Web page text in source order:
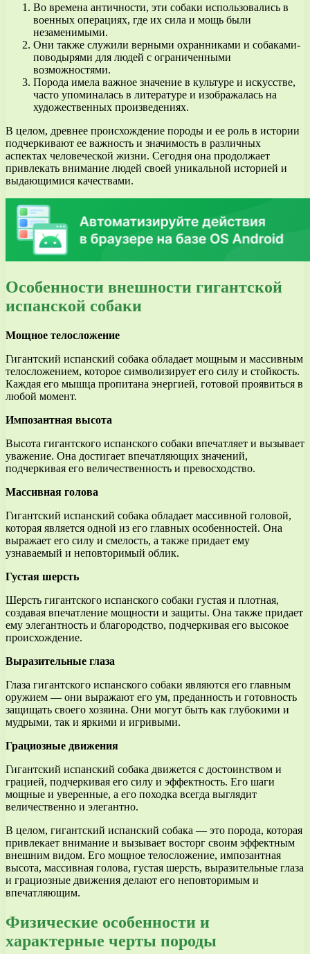
Во времена античности, эти собаки использовались в
военных операциях, где их сила и мощь были
незаменимыми.
Они также служили верными охранниками и собаками-
поводырями для людей с ограниченными
возможностями.
Порода имела важное значение в культуре и искусстве,
часто упоминалась в литературе и изображалась на
художественных произведениях.
В целом, древнее происхождение породы и ее роль в истории
подчеркивают ее важность и значимость в различных
аспектах человеческой жизни. Сегодня она продолжает
привлекать внимание людей своей уникальной историей и
выдающимися качествами.
Особенности внешности гигантской
испанской собаки
Мощное телосложение
Гигантский испанский собака обладает мощным и массивным
телосложением, которое символизирует его силу и стойкость.
Каждая его мышца пропитана энергией, готовой проявиться в
любой момент.
Импозантная высота
Высота гигантского испанского собаки впечатляет и вызывает
уважение. Она достигает впечатляющих значений,
подчеркивая его величественность и превосходство.
Массивная голова
Гигантский испанский собака обладает массивной головой,
которая является одной из его главных особенностей. Она
выражает его силу и смелость, а также придает ему
узнаваемый и неповторимый облик.
Густая шерсть
Шерсть гигантского испанского собаки густая и плотная,
создавая впечатление мощности и защиты. Она также придает
ему элегантность и благородство, подчеркивая его высокое
происхождение.
Выразительные глаза
Глаза гигантского испанского собаки являются его главным
оружием — они выражают его ум, преданность и готовность
защищать своего хозяина. Они могут быть как глубокими и
мудрыми, так и яркими и игривыми.
Грациозные движения
Гигантский испанский собака движется с достоинством и
грацией, подчеркивая его силу и эффектность. Его шаги
мощные и уверенные, а его походка всегда выглядит
величественно и элегантно.
В целом, гигантский испанский собака — это порода, которая
привлекает внимание и вызывает восторг своим эффектным
внешним видом. Его мощное телосложение, импозантная
высота, массивная голова, густая шерсть, выразительные глаза
и грациозные движения делают его неповторимым и
впечатляющим.
Физические особенности и
характерные черты породы